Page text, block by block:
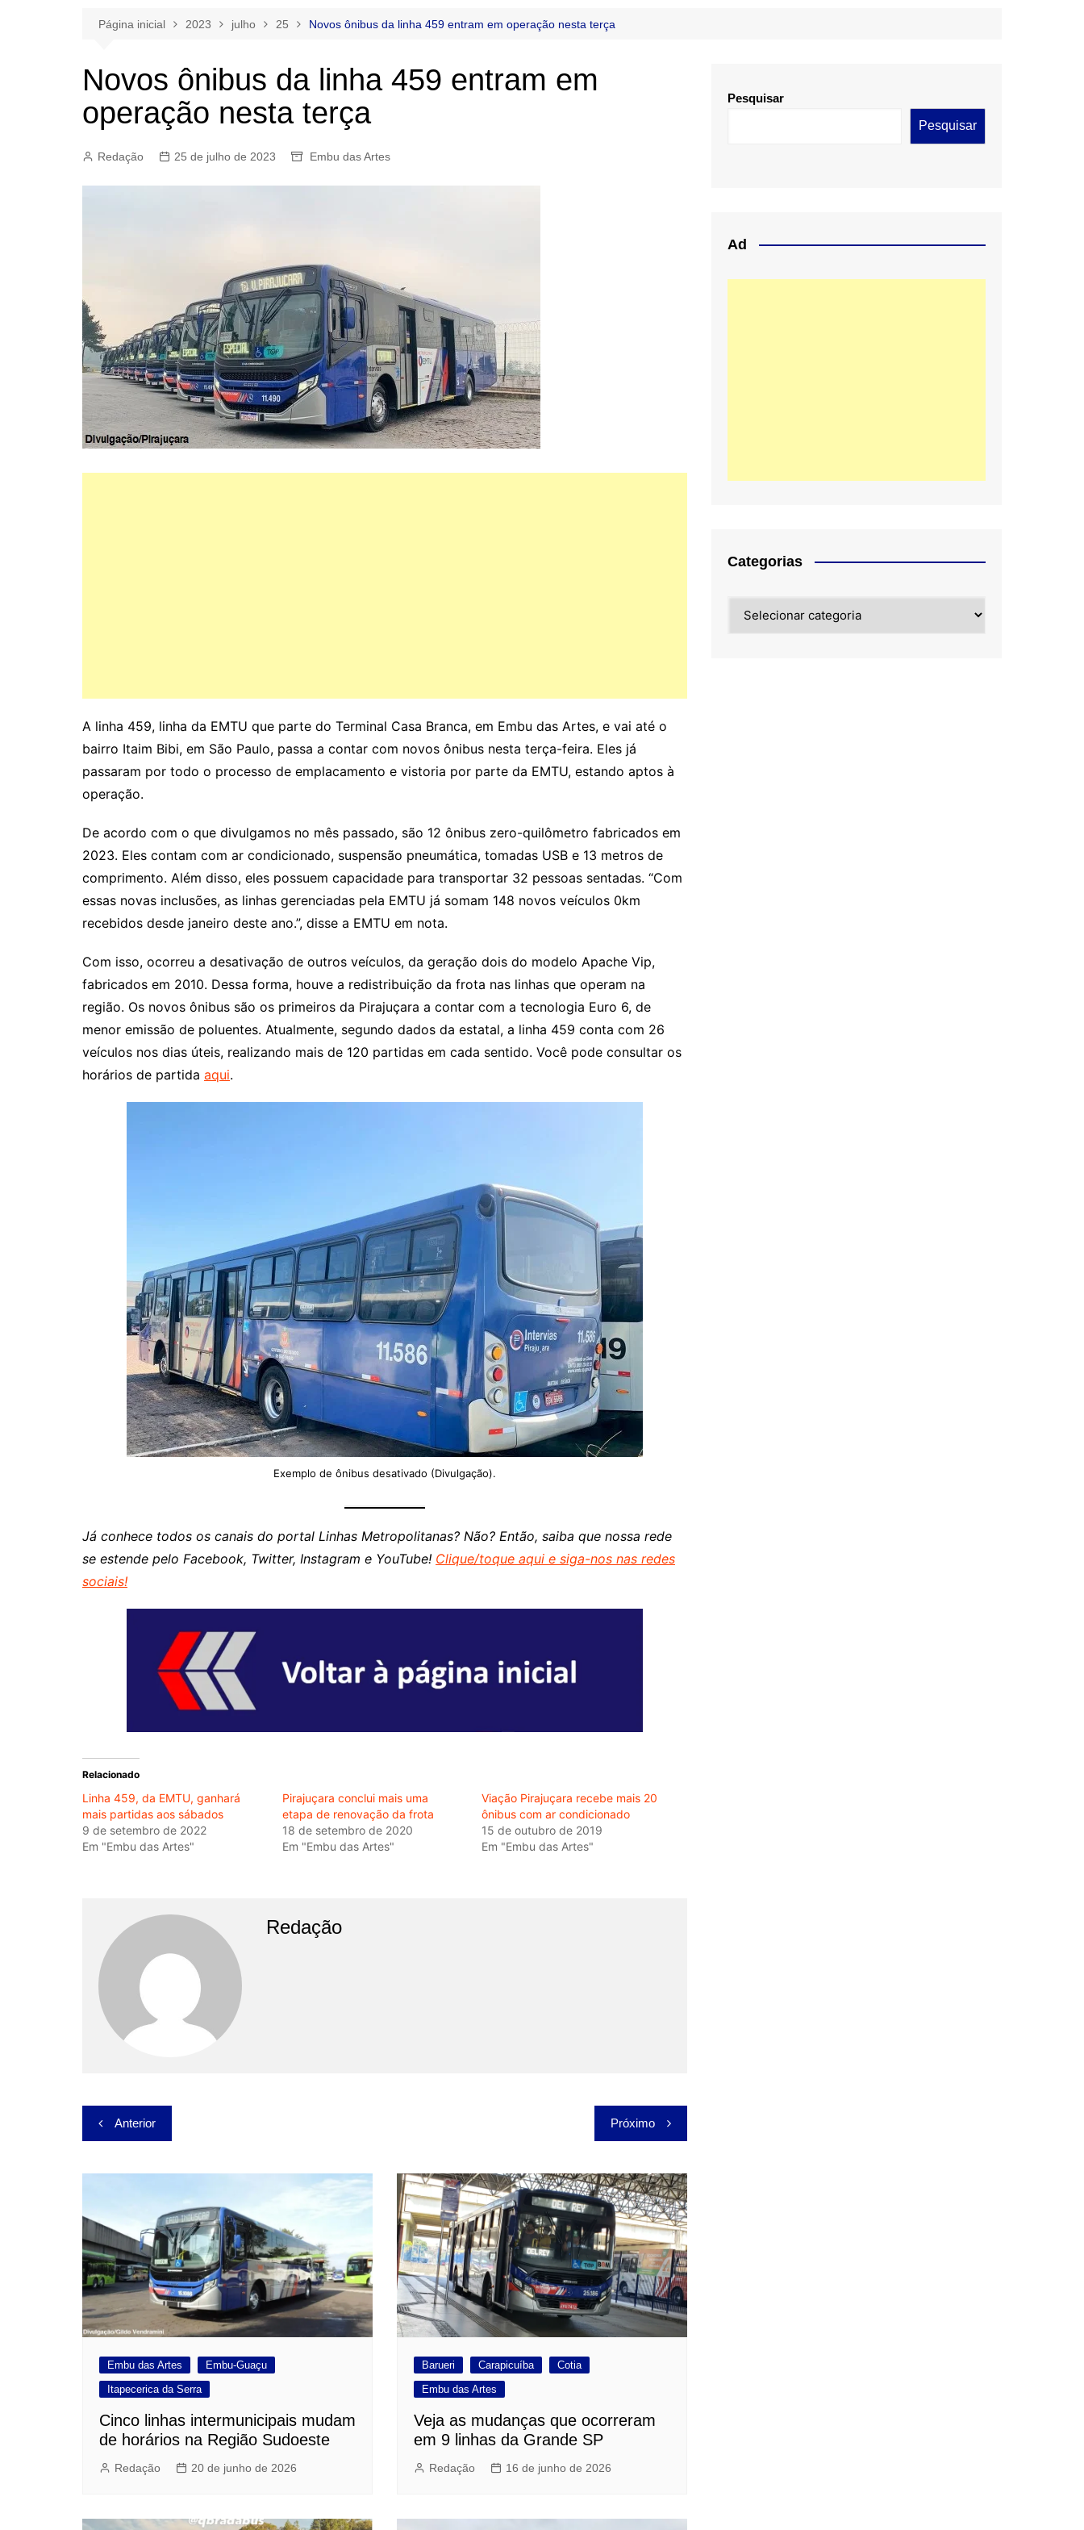
Página inicial 2023 julho 25 Novos ônibus da linha 459 entram em operação nesta terça
Novos ônibus da linha 459 entram em
operação nesta terça
Redação 25 de julho de 2023 Embu das Artes
A linha 459, linha da EMTU que parte do Terminal Casa Branca, em Embu das Artes, e vai até o
bairro Itaim Bibi, em São Paulo, passa a contar com novos ônibus nesta terça-feira. Eles já
passaram por todo o processo de emplacamento e vistoria por parte da EMTU, estando aptos à
operação.
De acordo com o que divulgamos no mês passado, são 12 ônibus zero-quilômetro fabricados em
2023. Eles contam com ar condicionado, suspensão pneumática, tomadas USB e 13 metros de
comprimento. Além disso, eles possuem capacidade para transportar 32 pessoas sentadas. “Com
essas novas inclusões, as linhas gerenciadas pela EMTU já somam 148 novos veículos 0km
recebidos desde janeiro deste ano.”, disse a EMTU em nota.
Com isso, ocorreu a desativação de outros veículos, da geração dois do modelo Apache Vip,
fabricados em 2010. Dessa forma, houve a redistribuição da frota nas linhas que operam na
região. Os novos ônibus são os primeiros da Pirajuçara a contar com a tecnologia Euro 6, de
menor emissão de poluentes. Atualmente, segundo dados da estatal, a linha 459 conta com 26
veículos nos dias úteis, realizando mais de 120 partidas em cada sentido. Você pode consultar os
horários de partida aqui.
Exemplo de ônibus desativado (Divulgação).
Já conhece todos os canais do portal Linhas Metropolitanas? Não? Então, saiba que nossa rede
se estende pelo Facebook, Twitter, Instagram e YouTube! Clique/toque aqui e siga-nos nas redes
sociais!
Relacionado
Linha 459, da EMTU, ganhará
mais partidas aos sábados
9 de setembro de 2022
Em "Embu das Artes"
Pirajuçara conclui mais uma
etapa de renovação da frota
18 de setembro de 2020
Em "Embu das Artes"
Viação Pirajuçara recebe mais 20
ônibus com ar condicionado
15 de outubro de 2019
Em "Embu das Artes"
Redação
Navegação
de
Post
Anterior Próximo
Embu das Artes
Embu-Guaçu
Itapecerica da Serra
Cinco linhas intermunicipais mudam
de horários na Região Sudoeste
Redação 20 de junho de 2026
Barueri Carapicuíba
Cotia
Embu das Artes
Veja as mudanças que ocorreram
em 9 linhas da Grande SP
Redação 16 de junho de 2026
Pesquisar
Pesquisar
Ad
Categorias